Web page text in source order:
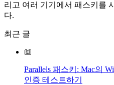
리고 여러 기기에서 패스키를
다.
최근 글
📖
Parallels 패스키: Mac의
인증 테스트하기